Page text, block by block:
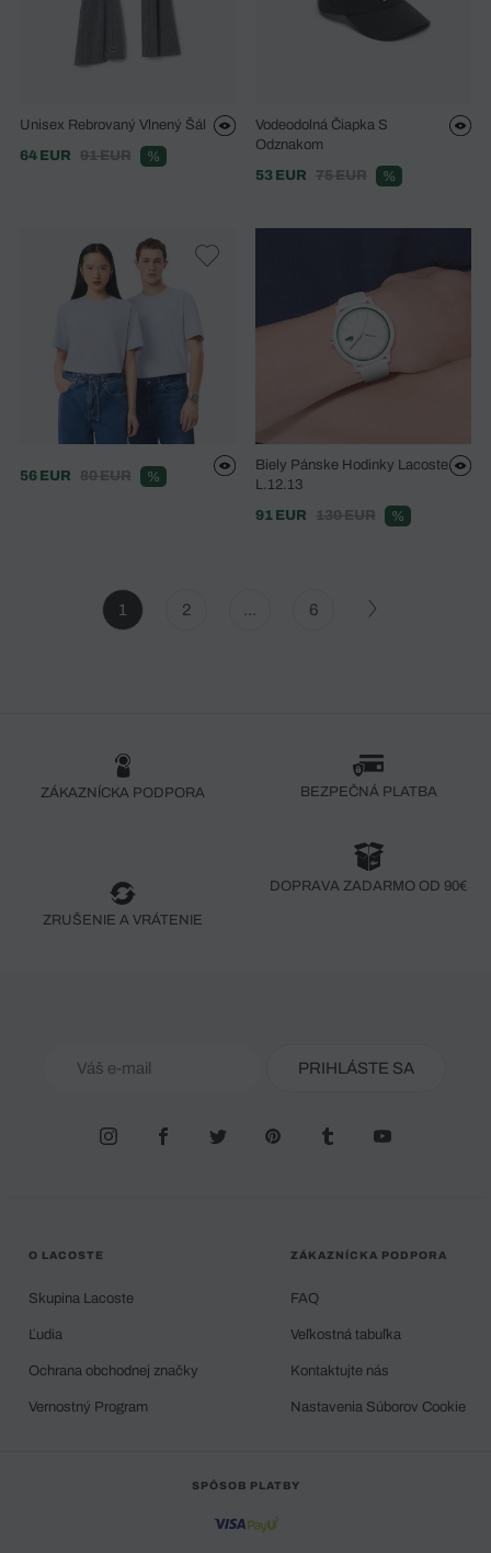
Unisex Rebrovaný Vlnený Šál
64 EUR
91 EUR %
Vodeodolná Čiapka S
Odznakom
53 EUR
75 EUR %
56 EUR 80 EUR %
Biely Pánske Hodinky Lacoste
L.12.13
91 EUR
130 EUR %
1 2 6
ZÁKAZNÍCKA PODPORA BEZPEČNÁ PLATBA
ZRUŠENIE A VRÁTENIE
DOPRAVA ZADARMO OD 90€
PRIHLÁSTE SA
O LACOSTE
Skupina Lacoste
Ľudia
Ochrana obchodnej značky
Vernostný Program
ZÁKAZNÍCKA PODPORA
FAQ
Veľkostná tabuľka
Kontaktujte nás
Nastavenia Súborov Cookie
SPÔSOB PLATBY